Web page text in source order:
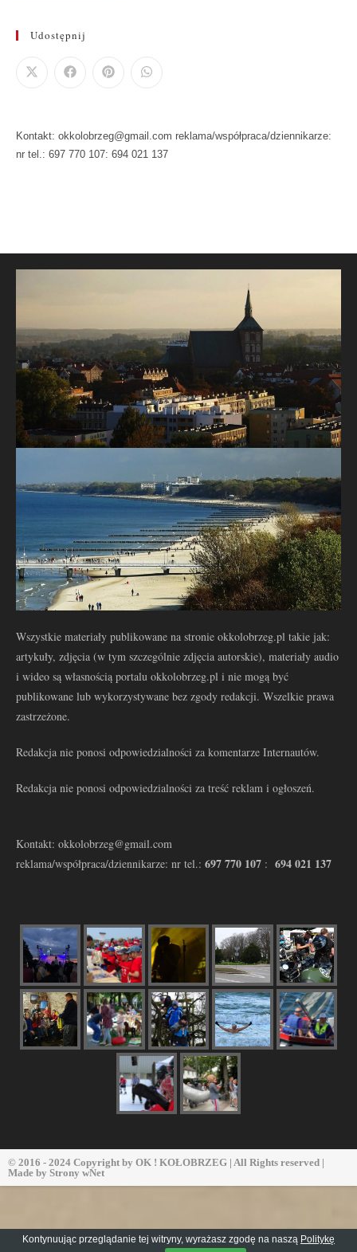
Udostępnij
Kontakt: okkolobrzeg@gmail.com reklama/współpraca/dziennikarze:
nr tel.: 697 770 107: 694 021 137
Wszystkie materiały publikowane na stronie okkolobrzeg.pl takie jak:
artykuły, zdjęcia (w tym szczególnie zdjęcia autorskie), materiały audio
i wideo są własnością portalu okkolobrzeg.pl i nie mogą być
publikowane lub wykorzystywane bez zgody redakcji. Wszelkie prawa
zastrzeżone.
Redakcja nie ponosi odpowiedzialności za komentarze Internautów.
Redakcja nie ponosi odpowiedzialności za treść reklam i ogłoszeń.
Kontakt: okkolobrzeg@gmail.com
reklama/współpraca/dziennikarze: nr tel.: 697 770 107 : 694 021 137
© 2016 - 2024 Copyright by OK ! KOŁOBRZEG | All Rights reserved |
Made by Strony wNet
Kontynuując przeglądanie tej witryny, wyrażasz zgodę na naszą Politykę